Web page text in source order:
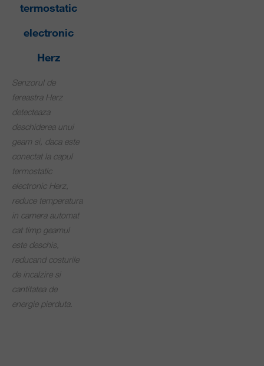
termostatic
electronic
Herz
Senzorul de
fereastra Herz
detecteaza
deschiderea unui
geam si, daca este
conectat la capul
termostatic
electronic Herz,
reduce temperatura
in camera automat
cat timp geamul
este deschis,
reducand costurile
de incalzire si
cantitatea de
energie pierduta.